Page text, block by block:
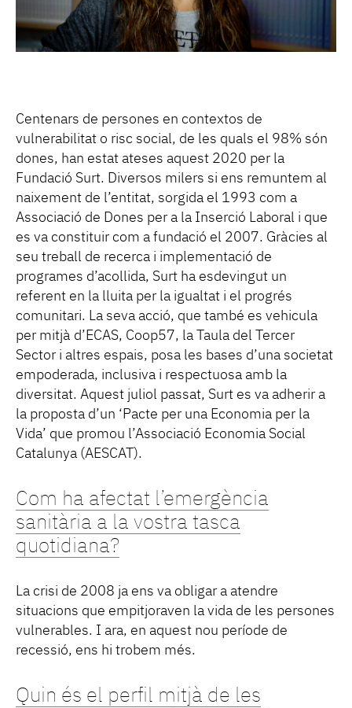
Centenars de persones en contextos de
vulnerabilitat o risc social, de les quals el 98% són
dones, han estat ateses aquest 2020 per la
Fundació Surt. Diversos milers si ens remuntem al
naixement de l’entitat, sorgida el 1993 com a
Associació de Dones per a la Inserció Laboral i que
es va constituir com a fundació el 2007. Gràcies al
seu treball de recerca i implementació de
programes d’acollida, Surt ha esdevingut un
referent en la lluita per la igualtat i el progrés
comunitari. La seva acció, que també es vehicula
per mitjà d’ECAS, Coop57, la Taula del Tercer
Sector i altres espais, posa les bases d’una societat
empoderada, inclusiva i respectuosa amb la
diversitat. Aquest juliol passat, Surt es va adherir a
la proposta d’un ‘Pacte per una Economia per la
Vida’ que promou l’Associació Economia Social
Catalunya (AESCAT).
Com ha afectat l’emergència
sanitària a la vostra tasca
quotidiana?
La crisi de 2008 ja ens va obligar a atendre
situacions que empitjoraven la vida de les persones
vulnerables. I ara, en aquest nou període de
recessió, ens hi trobem més.
Quin és el perfil mitjà de les